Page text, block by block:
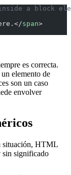
a block
span>
es correcta.
elemento de
son un caso
envolver
situación, HTML
sin significado